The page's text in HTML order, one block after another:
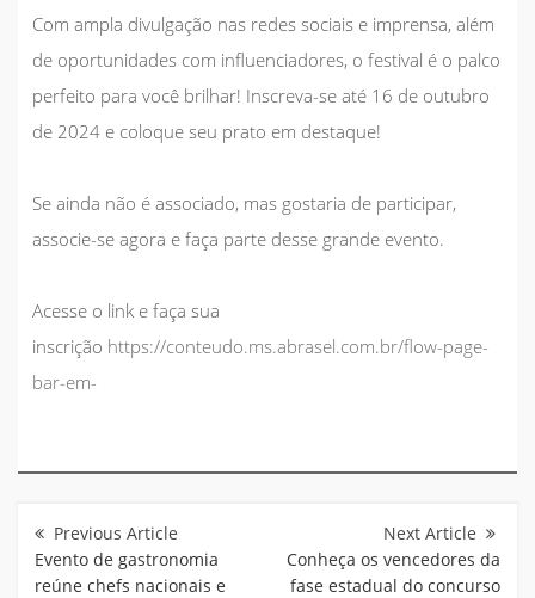
Com ampla divulgação nas redes sociais e imprensa, além
de oportunidades com influenciadores, o festival é o palco
perfeito para você brilhar! Inscreva-se até 16 de outubro
de 2024 e coloque seu prato em destaque!
Se ainda não é associado, mas gostaria de participar,
associe-se agora e faça parte desse grande evento.
Acesse o link e faça sua
inscrição https://conteudo.ms.abrasel.com.br/flow-page-
bar-em-
de
Post
Evento de gastronomia
reúne chefs nacionais e
Conheça os vencedores da
fase estadual do concurso